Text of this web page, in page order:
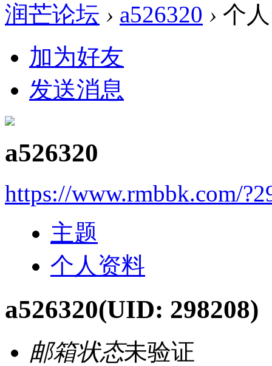
润芒论坛 › a526320 › 个
加为好友
发送消息
a526320
https://www.rmbbk.com/
主题
个人资料
a526320(UID: 298208)
邮箱状态未验证